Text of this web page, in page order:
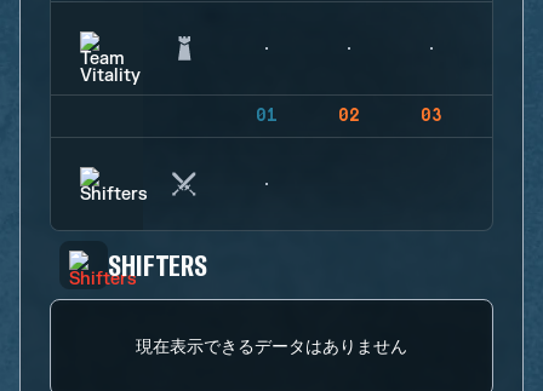
01 02 03
SHIFTERS
現在表示できるデータはありません